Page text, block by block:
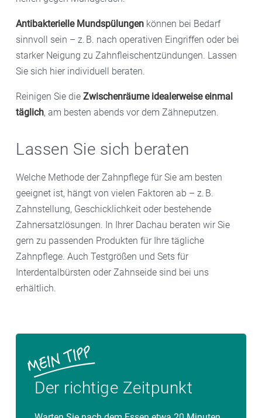
Antibakterielle Mundspülungen können bei Bedarf
sinnvoll sein – z. B. nach operativen Eingriffen oder bei
starker Neigung zu Zahnfleischentzündungen. Lassen
Sie sich hier individuell beraten.
Reinigen Sie die Zwischenräume idealerweise einmal
täglich, am besten abends vor dem Zähneputzen.
Lassen Sie sich beraten
Welche Methode der Zahnpflege für Sie am besten
geeignet ist, hängt von vielen Faktoren ab – z. B.
Zahnstellung, Geschicklichkeit oder bestehende
Zahnersatzlösungen. In Ihrer Dachau beraten wir Sie
gern zu passenden Produkten für Ihre tägliche
Zahnpflege. Auch Testgrößen und Sets für
Interdentalbürsten oder Zahnseide sind bei uns
erhältlich.
Der richtige Zeitpunkt